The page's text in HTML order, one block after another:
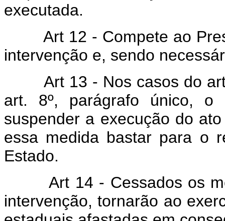
executada.
Art 12 - Compete ao
intervenção e, sendo
Art 13 - Nos casos do
art. 8º, parágrafo único, o
suspender a execução do
essa medida bastar para o
Estado.
Art 14 - Cessados os
intervenção, tornarão ao